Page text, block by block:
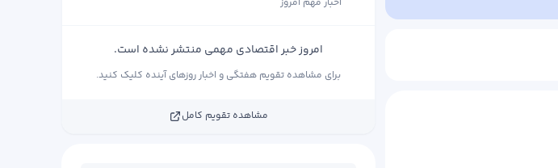
امروز خبر اقتصادی مهمی منتشر نشده است.
برای مشاهده تقویم هفتگی و اخبار روزهای آینده کلیک کنید.
مشاهده تقویم کامل